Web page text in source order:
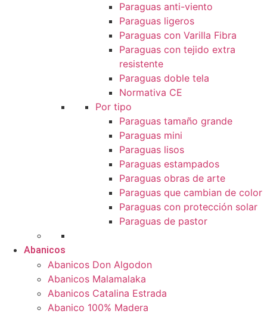
Paraguas anti-viento
Paraguas ligeros
Paraguas con Varilla Fibra
Paraguas con tejido extra
resistente
Paraguas doble tela
Normativa CE
Por tipo
Paraguas tamaño grande
Paraguas mini
Paraguas lisos
Paraguas estampados
Paraguas obras de arte
Paraguas que cambian de color
Paraguas con protección solar
Paraguas de pastor
Abanicos
Abanicos Don Algodon
Abanicos Malamalaka
Abanicos Catalina Estrada
Abanico 100% Madera